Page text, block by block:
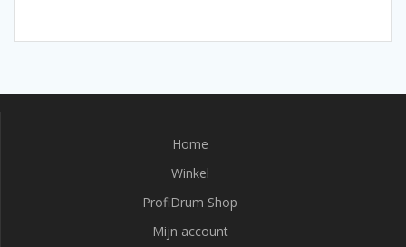
Home
Winkel
ProfiDrum Shop
Mijn account